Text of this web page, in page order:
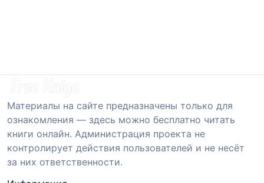
Материалы на сайте предназначены только для
ознакомления — здесь можно бесплатно читать
книги онлайн. Администрация проекта не
контролирует действия пользователей и не несёт
за них ответственности.